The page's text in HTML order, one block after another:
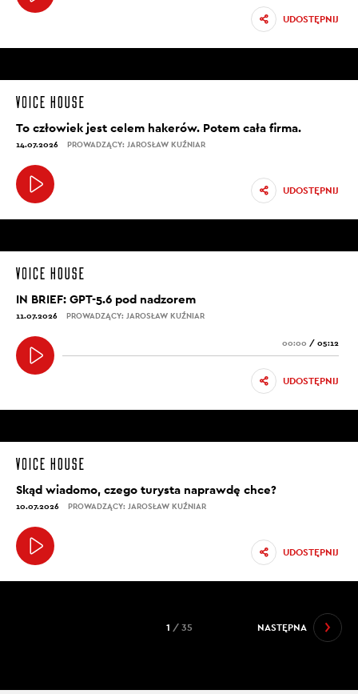
UDOSTĘPNIJ
To człowiek jest celem hakerów. Potem cała firma.
14.07.2026 PROWADZĄCY: JAROSŁAW KUŹNIAR
UDOSTĘPNIJ
IN BRIEF: GPT-5.6 pod nadzorem
11.07.2026 PROWADZĄCY: JAROSŁAW KUŹNIAR
00:00 / 05:12
UDOSTĘPNIJ
Skąd wiadomo, czego turysta naprawdę chce?
10.07.2026 PROWADZĄCY: JAROSŁAW KUŹNIAR
UDOSTĘPNIJ
NASTĘPNA
1 / 35